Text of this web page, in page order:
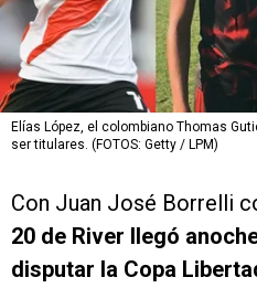
Elías López, el colombiano Thomas
ser titulares. (FOTOS: Getty / LPM)
Con Juan José Borrelli
20 de River llegó
disputar la Copa